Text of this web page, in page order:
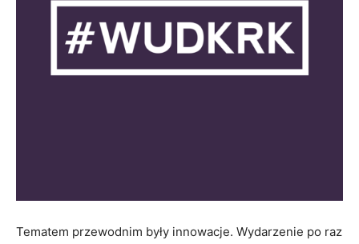
Tematem przewodnim były innowacje. Wydarzenie po raz